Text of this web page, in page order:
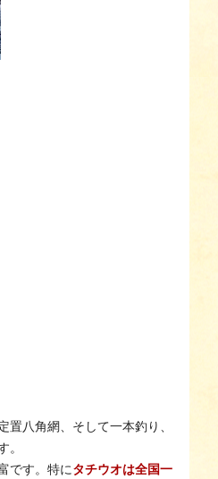
八角網、そして一本釣り、
。
です。特にタチウオは全国一